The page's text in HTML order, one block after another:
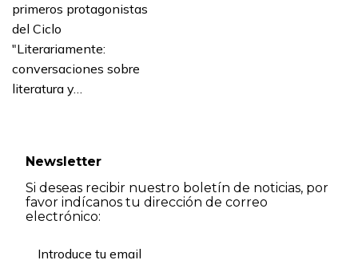
primeros protagonistas
del Ciclo
"Literariamente:
conversaciones sobre
literatura y…
Newsletter
Si deseas recibir nuestro boletín de noticias, por
favor indícanos tu dirección de correo
electrónico: